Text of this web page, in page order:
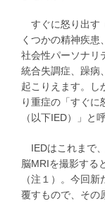
すぐに怒り出す
くつかの精神疾患
社会性パーソナリ
統合失調症、躁病
起こりえます。し
り重症の「すぐ
（以下IED）」と
IEDはこれまで
脳MRIを撮影する
（注１）。今回
覆すもので、その